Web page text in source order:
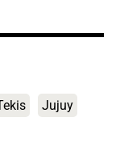
Jujuy